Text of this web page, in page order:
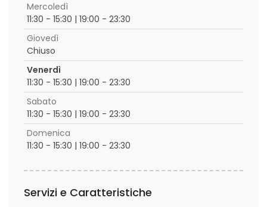
Mercoledì
11:30 - 15:30 | 19:00 - 23:30
Giovedì
Chiuso
Venerdì
11:30 - 15:30 | 19:00 - 23:30
Sabato
11:30 - 15:30 | 19:00 - 23:30
Domenica
11:30 - 15:30 | 19:00 - 23:30
Servizi e Caratteristiche